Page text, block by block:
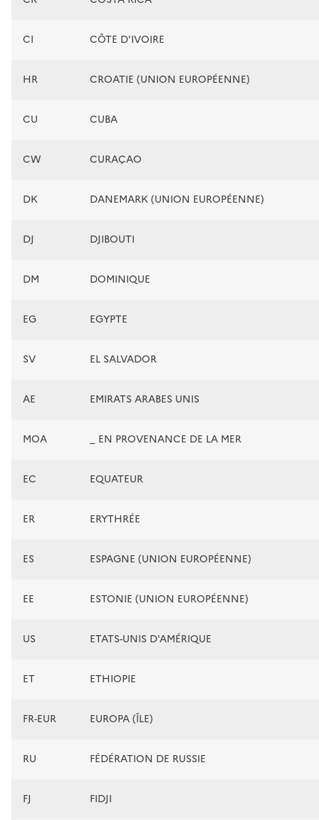
CI CÔTE D'IVOIRE
HR CROATIE (UNION EUROPÉENNE)
CU CUBA
CW CURAÇAO
DK DANEMARK (UNION EUROPÉENNE)
DJ DJIBOUTI
DM DOMINIQUE
EG EGYPTE
SV EL SALVADOR
AE EMIRATS ARABES UNIS
MOA _ EN PROVENANCE DE LA MER
EC EQUATEUR
ER ERYTHRÉE
ES ESPAGNE (UNION EUROPÉENNE)
EE ESTONIE (UNION EUROPÉENNE)
US ETATS-UNIS D'AMÉRIQUE
ET ETHIOPIE
FR-EUR EUROPA (ÎLE)
RU FÉDÉRATION DE RUSSIE
FJ FIDJI